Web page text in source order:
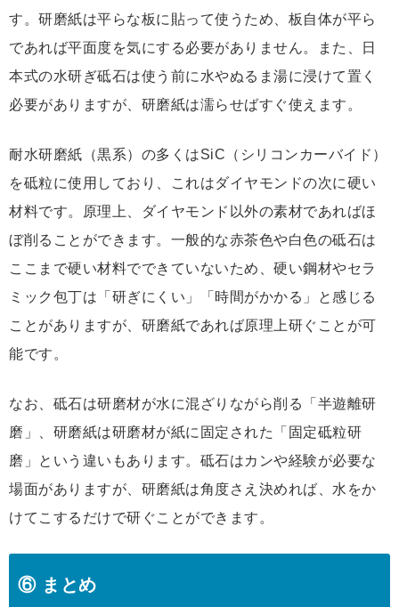
す。研磨紙は平らな板に貼って使うため、板自体が平ら
であれば平面度を気にする必要がありません。また、日
本式の水研ぎ砥石は使う前に水やぬるま湯に浸けて置く
必要がありますが、研磨紙は濡らせばすぐ使えます。
耐水研磨紙（黒系）の多くはSiC（シリコンカーバイド）
を砥粒に使用しており、これはダイヤモンドの次に硬い
材料です。原理上、ダイヤモンド以外の素材であればほ
ぼ削ることができます。一般的な赤茶色や白色の砥石は
ここまで硬い材料でできていないため、硬い鋼材やセラ
ミック包丁は「研ぎにくい」「時間がかかる」と感じる
ことがありますが、研磨紙であれば原理上研ぐことが可
能です。
なお、砥石は研磨材が水に混ざりながら削る「半遊離研
磨」、研磨紙は研磨材が紙に固定された「固定砥粒研
磨」という違いもあります。砥石はカンや経験が必要な
場面がありますが、研磨紙は角度さえ決めれば、水をか
けてこするだけで研ぐことができます。
⑥ まとめ